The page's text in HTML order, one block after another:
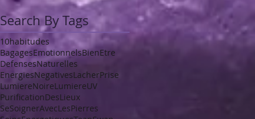
Search By Tags
10habitudes
BagagesEmotionnelsBienEtre
DefensesNaturelles
EnergiesNegativesLacherPrise
LumiereNoireLumiereUV
PurificationDesLieux
SeSoignerAvecLesPierres